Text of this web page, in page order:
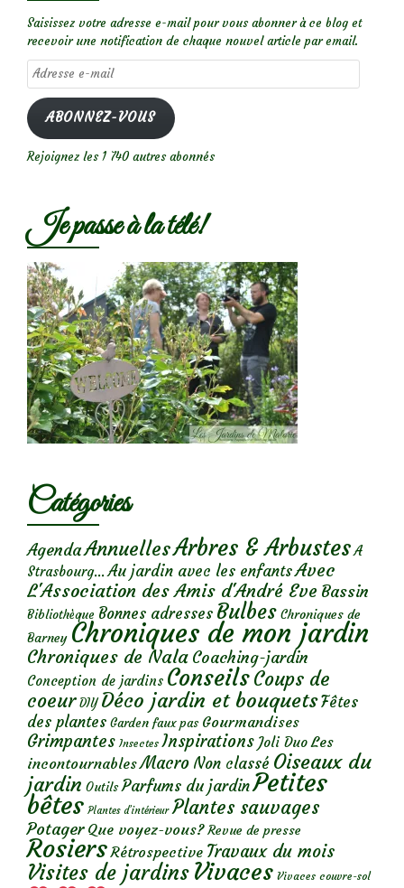
Saisissez votre adresse e-mail pour vous abonner à ce blog et
recevoir une notification de chaque nouvel article par email.
Adresse
e-
mail
ABONNEZ-VOUS
Rejoignez les 1 740 autres abonnés
Je passe à la télé!
Catégories
AgendaAnnuellesArbres & Arbustes A
Strasbourg... Au jardin avec les enfantsAvec
L'Association des Amis d'André Eve Bassin
Bibliothèque Bonnes adresses Bulbes Chroniques de
Barney Chroniques de mon jardin
Chroniques de Nala Coaching-jardin
Conception de jardins ConseilsCoups de
coeur DIY Déco jardin et bouquetsFêtes
des plantes Garden faux pas Gourmandises
Grimpantes Insectes Inspirations Joli Duo Les
incontournables Macro Non classé Oiseaux du
jardin Outils Parfums du jardinPetites
bêtes Plantes d’intérieur Plantes sauvages
Potager Que voyez-vous? Revue de presse
Rosiers Rétrospective Travaux du mois
Visites de jardins Vivaces Vivaces couvre-sol